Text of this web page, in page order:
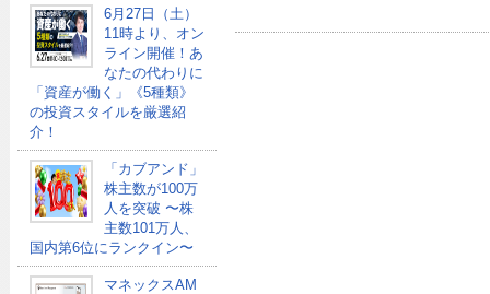
6月27日（土）
11時より、オン
ライン開催！あ
なたの代わりに
「資産が働く」《5種類》
の投資スタイルを厳選紹
介！
「カブアンド」
株主数が100万
人を突破 〜株
主数101万人、
国内第6位にランクイン〜
マネックスAM